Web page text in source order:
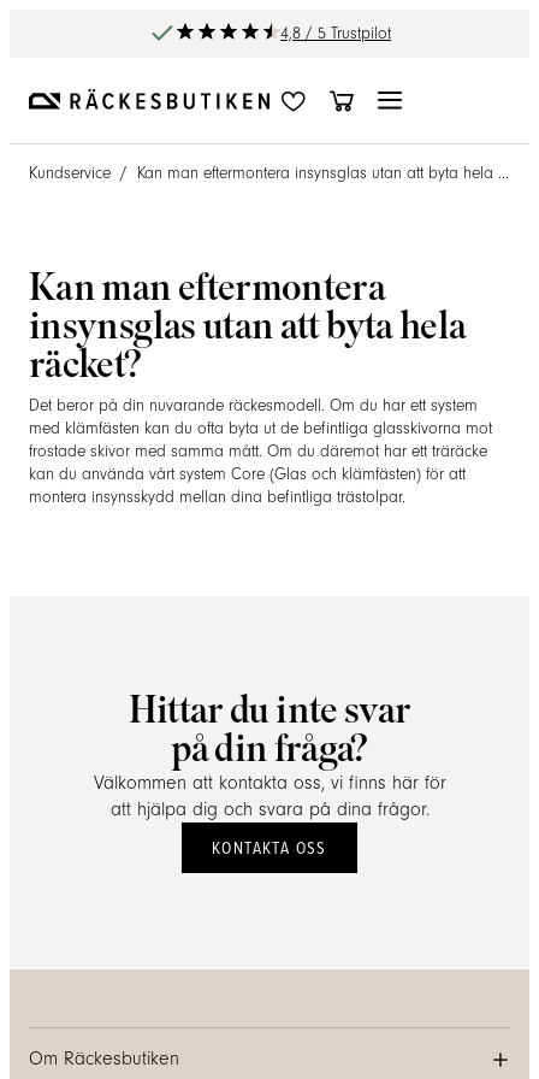
4,8 / 5 Trustpilot
Kundservice / Kan man eftermontera insynsglas utan att byta hela räcket?
Kan man eftermontera
insynsglas utan att byta hela
räcket?
Det beror på din nuvarande räckesmodell. Om du har ett system
med klämfästen kan du ofta byta ut de befintliga glasskivorna mot
frostade skivor med samma mått. Om du däremot har ett träräcke
kan du använda vårt system Core (Glas och klämfästen) för att
montera insynsskydd mellan dina befintliga trästolpar.
Hittar du inte svar
på din fråga?
Välkommen att kontakta oss, vi finns här för
att hjälpa dig och svara på dina frågor.
KONTAKTA OSS
Om Räckesbutiken